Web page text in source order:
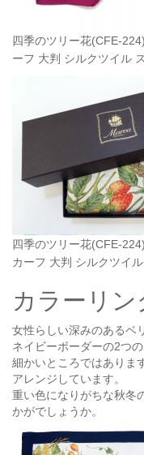
四季のツリー花(CFE-
ーフ 大判 シルクツイル
四季のツリー花(CFE-
カーフ 大判 シルクツイ
カラーリ
女性らしい深みのあるベ
ネイビーボーダーの2つ
細かいところではありま
アレンジしています。
重い色になりがちな秋冬
かがでしょうか。